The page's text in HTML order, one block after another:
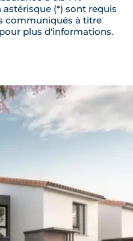
(*) sont requis
communiqués à titre
pour plus d'informations.